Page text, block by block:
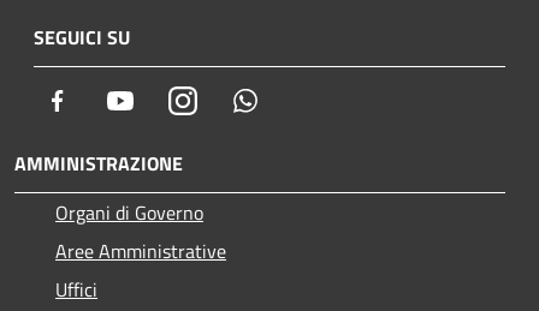
SEGUICI SU
Facebook YoutubeInstagram
AMMINISTRAZIONE
Organi di Governo
Aree Amministrative
Uffici